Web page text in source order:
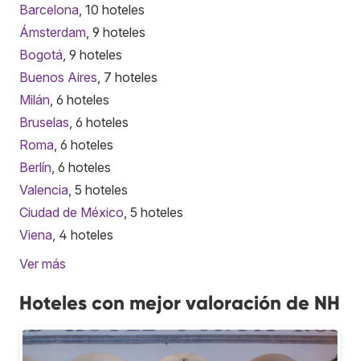
Barcelona , 10 hoteles
Ámsterdam , 9 hoteles
Bogotá , 9 hoteles
Buenos Aires , 7 hoteles
Milán , 6 hoteles
Bruselas , 6 hoteles
Roma , 6 hoteles
Berlín , 6 hoteles
Valencia , 5 hoteles
Ciudad de México , 5 hoteles
Viena , 4 hoteles
Ver más
Hoteles con mejor valoración de NH